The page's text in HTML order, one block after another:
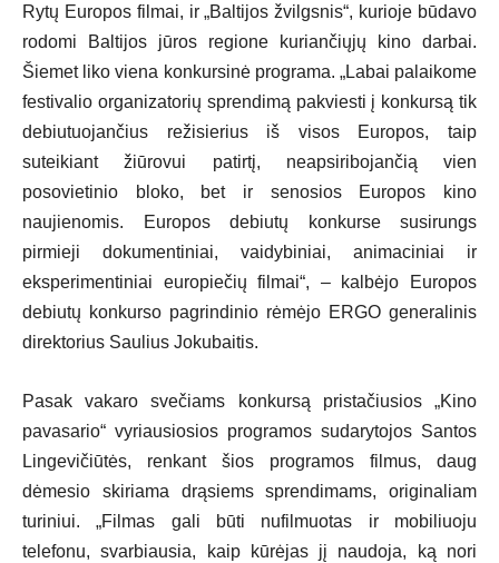
Rytų Europos filmai, ir „Baltijos žvilgsnis“, kurioje būdavo
rodomi Baltijos jūros regione kuriančiųjų kino darbai.
Šiemet liko viena konkursinė programa. „Labai palaikome
festivalio organizatorių sprendimą pakviesti į konkursą tik
debiutuojančius režisierius iš visos Europos, taip
suteikiant žiūrovui patirtį, neapsiribojančią vien
posovietinio bloko, bet ir senosios Europos kino
naujienomis. Europos debiutų konkurse susirungs
pirmieji dokumentiniai, vaidybiniai, animaciniai ir
eksperimentiniai europiečių filmai“, – kalbėjo Europos
debiutų konkurso pagrindinio rėmėjo ERGO generalinis
direktorius Saulius Jokubaitis.
Pasak vakaro svečiams konkursą pristačiusios „Kino
pavasario“ vyriausiosios programos sudarytojos Santos
Lingevičiūtės, renkant šios programos filmus, daug
dėmesio skiriama drąsiems sprendimams, originaliam
turiniui. „Filmas gali būti nufilmuotas ir mobiliuoju
telefonu, svarbiausia, kaip kūrėjas jį naudoja, ką nori